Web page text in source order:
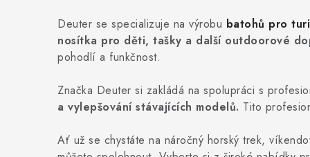
Deuter se specializuje na výrobu batohů pro
nosítka pro děti, tašky a další outdoorové
pohodlí a funkčnost.
Značka Deuter si zakládá na spolupráci s
a vylepšování stávajících modelů. Tito
Ať už se chystáte na náročný horský trek,